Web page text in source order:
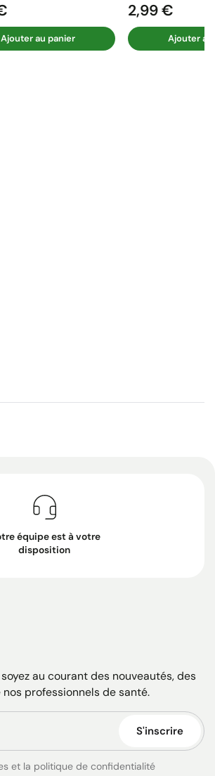
Ajouter au panier
Prix
2,99 €
Ajouter au
équipe est à votre
disposition
au courant des nouveautés, des
professionnels de santé.
S'inscrire
et la politique de confidentialité